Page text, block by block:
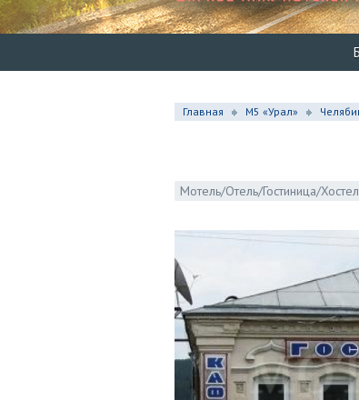
Главная М5 «Урал»
Мотель/Отель/Гостиница/Хостел